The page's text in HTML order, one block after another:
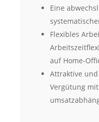
Eine
Flexibles
auf Home-
Attraktive
Vergütung